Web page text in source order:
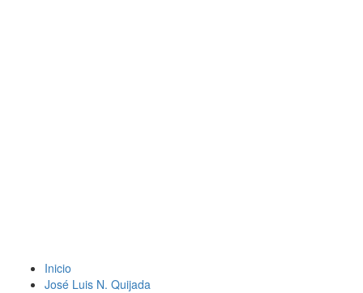
Inicio
José Luis N. Quijada